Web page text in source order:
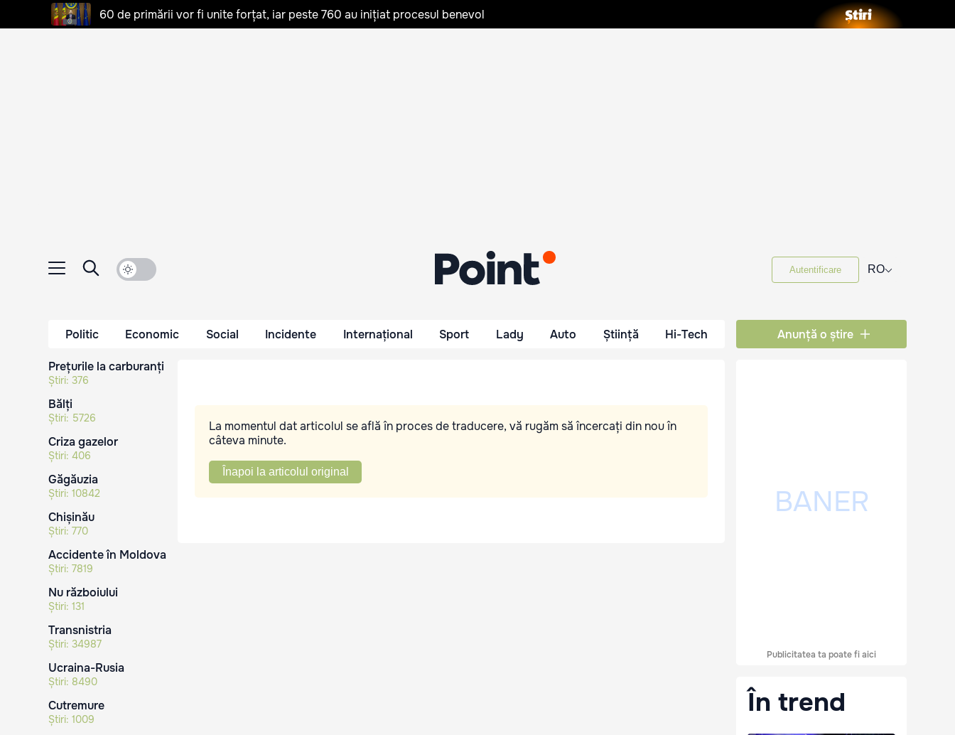
60 de primării vor fi unite forțat, iar peste 760 au inițiat procesul benevol
Autentificare RO⌵
Politic Economic Social Incidente Internațional Sport Lady Auto Știință Hi-Tech Anunță o știre
Prețurile la carburanți
Știri: 376
Bălți
Știri: 5726
Criza gazelor
Știri: 406
Găgăuzia
Știri: 10842
Chișinău
Știri: 770
Accidente în Moldova
Știri: 7819
Nu războiului
Știri: 131
Transnistria
Știri: 34987
Ucraina-Rusia
Știri: 8490
Cutremure
Știri: 1009
La momentul dat articolul se află în proces de traducere, vă rugăm să încercați din nou în
câteva minute.
Înapoi la articolul original
Publicitatea ta poate fi aici
În trend